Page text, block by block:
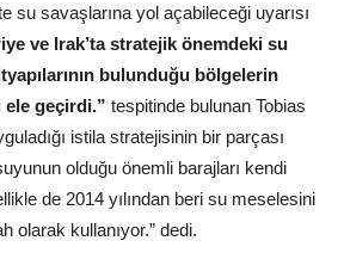
su savaşlarına yol açabileceği uyarısı
ve Irak’ta stratejik önemdeki su
bulunduğu bölgelerin
geçirdi.” tespitinde bulunan Tobias
istila stratejisinin bir parçası
olduğu önemli barajları kendi
de 2014 yılından beri su meselesini
olarak kullanıyor.” dedi.